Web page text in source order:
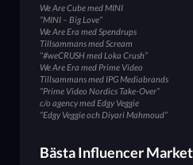
We Are Cube med MINI
”MINI – Big Love”
We Are Era med Spendrups
Tillsammans med Scream
”#weCRUSH med Loka Crush”
We Are Era med Prime Video
Tillsammans med IPG Mediabrands
”Prime Video Nordics Take-Over”
c/o agency med Edgy Veggie
”Edgy Veggie och Diyari Mahmoud”
Bästa Influencer